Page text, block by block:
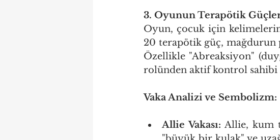
3. Oyunun Terapötik
Oyun, çocuk için
20 terapötik güç, mağdurun
Özellikle "Abreaksiyon"
rolünden aktif kontrol sahibi
Vaka Analizi ve Sembolizm:
Allie Vakası: Allie, kum